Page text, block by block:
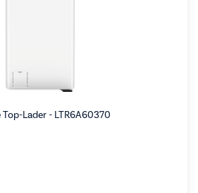
Lader - LTR6A60370